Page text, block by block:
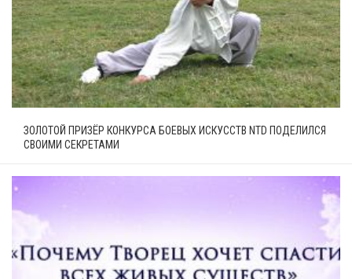
ЗОЛОТОЙ ПРИЗЁР КОНКУРСА БОЕВЫХ ИСКУССТВ NTD ПОДЕЛИЛСЯ
СВОИМИ СЕКРЕТАМИ